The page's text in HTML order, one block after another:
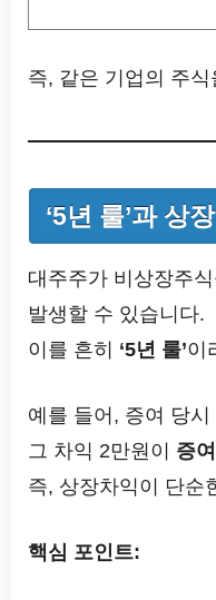
즉, 같은 기업의 주식
‘5년 룰’과 상
대주주가 비상장주
발생할 수 있습니다.
이를 흔히 ‘5년 룰’이
예를 들어, 증여 당
그 차익 2만원이 증
즉, 상장차익이 단순
핵심 포인트: